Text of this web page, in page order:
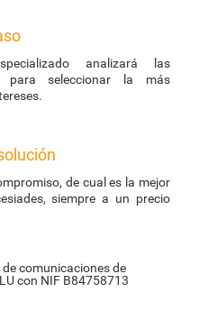
analizará las
para seleccionar la más
de cual es la mejor
siempre a un precio
comunicaciones de
con NIF B84758713